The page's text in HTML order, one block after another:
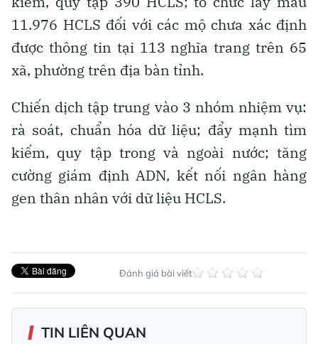
11.976 HCLS đối với các mộ chưa xác định
được thông tin tại 113 nghĩa trang trên 65
xã, phường trên địa bàn tỉnh.
Chiến dịch tập trung vào 3 nhóm nhiệm vụ:
rà soát, chuẩn hóa dữ liệu; đẩy mạnh tìm
kiếm, quy tập trong và ngoài nước; tăng
cường giám định ADN, kết nối ngân hàng
gen thân nhân với dữ liệu HCLS.
Đánh giá bài viết
TIN LIÊN QUAN